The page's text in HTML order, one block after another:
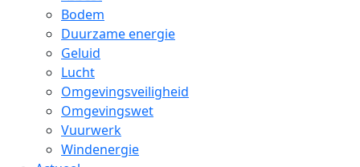
dropdown
menu
Bodem
Duurzame energie
Geluid
Lucht
Omgevingsveiligheid
Omgevingswet
Vuurwerk
Windenergie